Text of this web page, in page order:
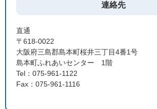
連絡先
直通
〒618-0022
大阪府三島郡島本町桜井三丁目4番1号
島本町ふれあいセンター 1階
Tel：075-961-1122
Fax：075-961-1116